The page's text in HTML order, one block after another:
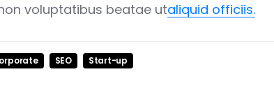
voluptatibus beatae utaliquid officiis.
SEO Start-up